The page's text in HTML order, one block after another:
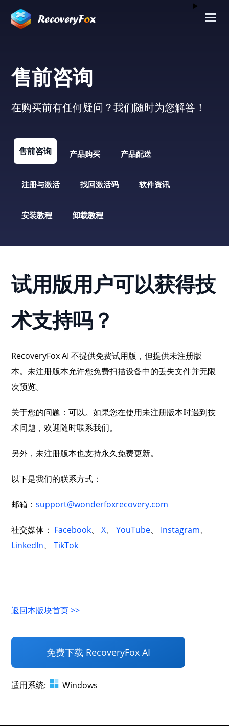
售前咨询
在购买前有任何疑问？我们随时为您解答！
售前咨询 产品购买 产品配送
注册与激活 找回激活码 软件资讯
安装教程 卸载教程
试用版用户可以获得技
术支持吗？
RecoveryFox AI 不提供免费试用版，但提供未注册版
本。未注册版本允许您免费扫描设备中的丢失文件并无限
次预览。
关于您的问题：可以。如果您在使用未注册版本时遇到技
术问题，欢迎随时联系我们。
另外，未注册版本也支持永久免费更新。
以下是我们的联系方式：
邮箱：support@wonderfoxrecovery.com
社交媒体： Facebook、X、YouTube、 Instagram、
LinkedIn、TikTok
返回本版块首页 >>
免费下载 RecoveryFox AI
适用系统: Windows